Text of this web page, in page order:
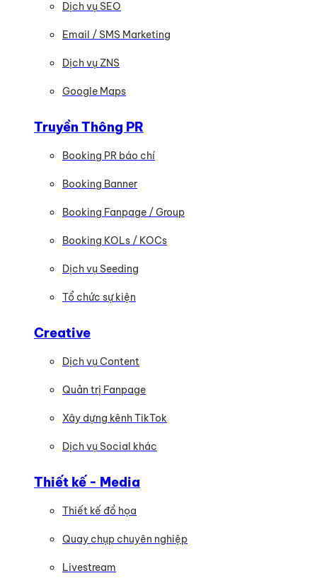
Dịch vụ SEO
Email / SMS Marketing
Dịch vụ ZNS
Google Maps
Truyền Thông PR
Booking PR báo chí
Booking Banner
Booking Fanpage / Group
Booking KOLs / KOCs
Dịch vụ Seeding
Tổ chức sự kiện
Creative
Dịch vụ Content
Quản trị Fanpage
Xây dựng kênh TikTok
Dịch vụ Social khác
Thiết kế - Media
Thiết kế đồ họa
Quay chụp chuyên nghiệp
Livestream